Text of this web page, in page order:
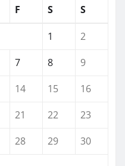
F S S
1
2
7 8
9
14 15
16
21 22
23
28 29
30